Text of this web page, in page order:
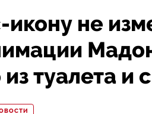
икону не
из туалета